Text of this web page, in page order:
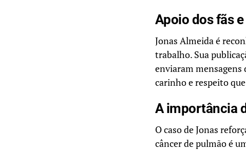
Apoio dos fãs
Jonas Almeida é
trabalho. Sua
enviaram mensagens
carinho e respeito
A importância
O caso de Jonas
câncer de pulmão é